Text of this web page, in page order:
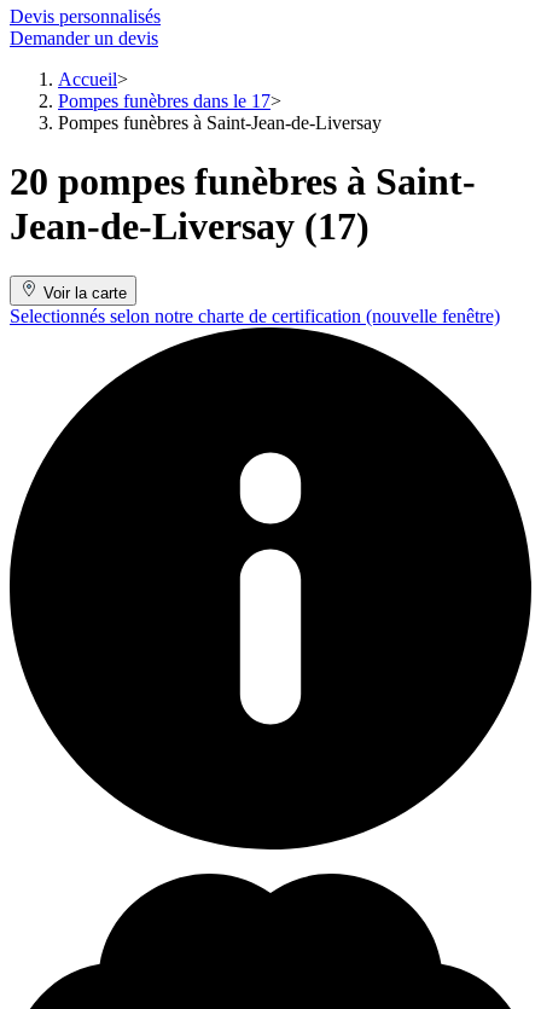
Devis personnalisés
Demander un devis
Accueil
Pompes funèbres dans le 17
Pompes funèbres à Saint-Jean-de-Liversay
20 pompes funèbres à Saint-
Jean-de-Liversay (17)
Voir la carte
Selectionnés selon notre charte de certification (nouvelle fenêtre)